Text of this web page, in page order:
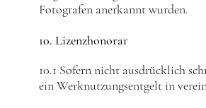
Fotografen anerkannt wurden.
10. Lizenzhonorar
10.1 Sofern nicht ausdrücklich
ein Werknutzungsentgelt in